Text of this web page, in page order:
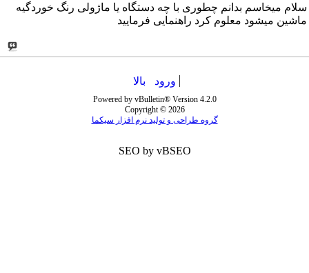
سلام میخاسم بدانم چطوری با چه دستگاه یا ماژولی رنگ خوردگیه
ماشین میشود معلوم کرد راهنمایی فرمایید
ورود بالا
Powered by vBulletin® Version 4.2.0
Copyright © 2026
گروه طراحی و تولید نرم افزار سیکما
SEO by vBSEO